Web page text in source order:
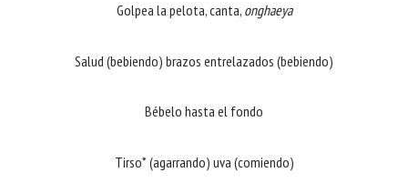
Golpea la pelota, canta, onghaeya
Salud (bebiendo) brazos entrelazados (bebiendo)
Bébelo hasta el fondo
Tirso* (agarrando) uva (comiendo)